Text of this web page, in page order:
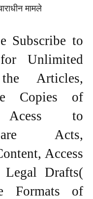
मामले
Subscribe to
for Unlimited
Articles,
Copies of
Acess to
Acts,
Access
Drafts(
Formats of